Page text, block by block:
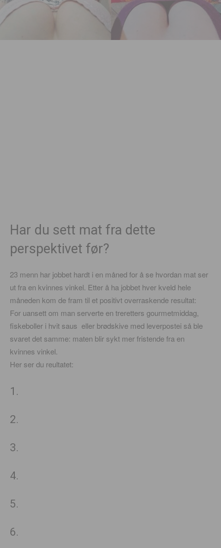
Har du sett mat fra dette
perspektivet før?
23 menn har jobbet hardt i en måned for å se hvordan mat ser
ut fra en kvinnes vinkel. Etter å ha jobbet hver kveld hele
måneden kom de fram til et positivt overraskende resultat:
For uansett om man serverte en treretters gourmetmiddag,
fiskeboller i hvit saus eller brødskive med leverpostei så ble
svaret det samme: maten blir sykt mer fristende fra en
kvinnes vinkel.
Her ser du reultatet:
1.
2.
3.
4.
5.
6.